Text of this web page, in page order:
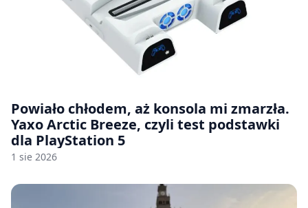
Powiało chłodem, aż konsola mi zmarzła.
Yaxo Arctic Breeze, czyli test podstawki
dla PlayStation 5
1 sie 2026